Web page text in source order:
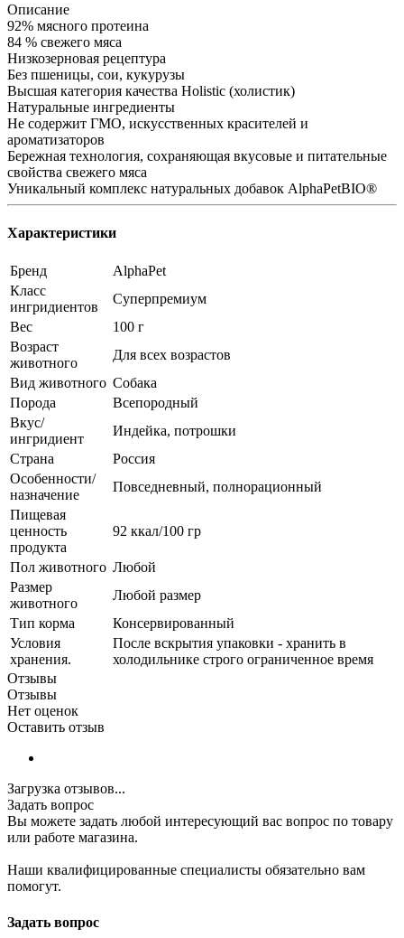
Описание
92% мясного протеина
84 % свежего мяса
Низкозерновая рецептура
Без пшеницы, сои, кукурузы
Высшая категория качества Holistiс (холистик)
Натуральные ингредиенты
Не содержит ГМО, искусственных красителей и
ароматизаторов
Бережная технология, сохраняющая вкусовые и питательные
свойства свежего мяса
Уникальный комплекс натуральных добавок AlphaPetBIO®
Характеристики
Бренд
AlphaPet
Класс
ингридиентов
Суперпремиум
Вес
100 г
Возраст
животного
Для всех возрастов
Вид животного Собака
Порода
Всепородный
Вкус/
ингридиент
Индейка, потрошки
Страна
Россия
Особенности/
назначение
Повседневный, полнорационный
Пищевая
ценность
продукта
92 ккал/100 гр
Пол животного Любой
Размер
животного
Любой размер
Тип корма
Консервированный
Условия
хранения.
После вскрытия упаковки - хранить в
холодильнике строго ограниченное время
Отзывы
Отзывы
Нет оценок
Оставить отзыв
Загрузка отзывов...
Задать вопрос
Вы можете задать любой интересующий вас вопрос по товару
или работе магазина.
Наши квалифицированные специалисты обязательно вам
помогут.
Задать вопрос